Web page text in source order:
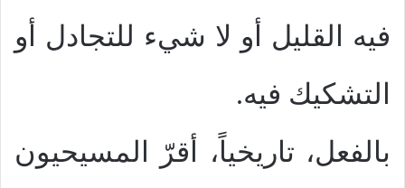
فيه القليل أو لا شيء للتجادل أو
التشكيك فيه.
بالفعل، تاريخياً، أقرّ المسيحيون